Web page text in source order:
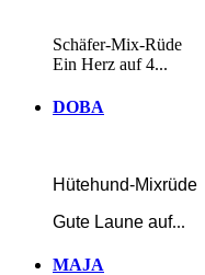
Schäfer-Mix-Rüde
Ein Herz auf 4...
DOBA
Hütehund-Mixrüde
Gute Laune auf...
MAJA